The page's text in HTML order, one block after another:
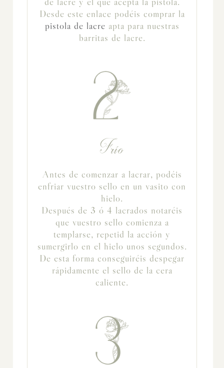
Desde este enlace podéis comprar la
pistola de lacre apta para nuestras
barritas de lacre.
Frío
Antes de comenzar a lacrar, podéis
enfriar vuestro sello en un vasito con
hielo.
Después de 3 ó 4 lacrados notaréis
que vuestro sello comienza a
templarse, repetid la acción y
sumergirlo en el hielo unos segundos.
De esta forma conseguiréis despegar
rápidamente el sello de la cera
caliente.